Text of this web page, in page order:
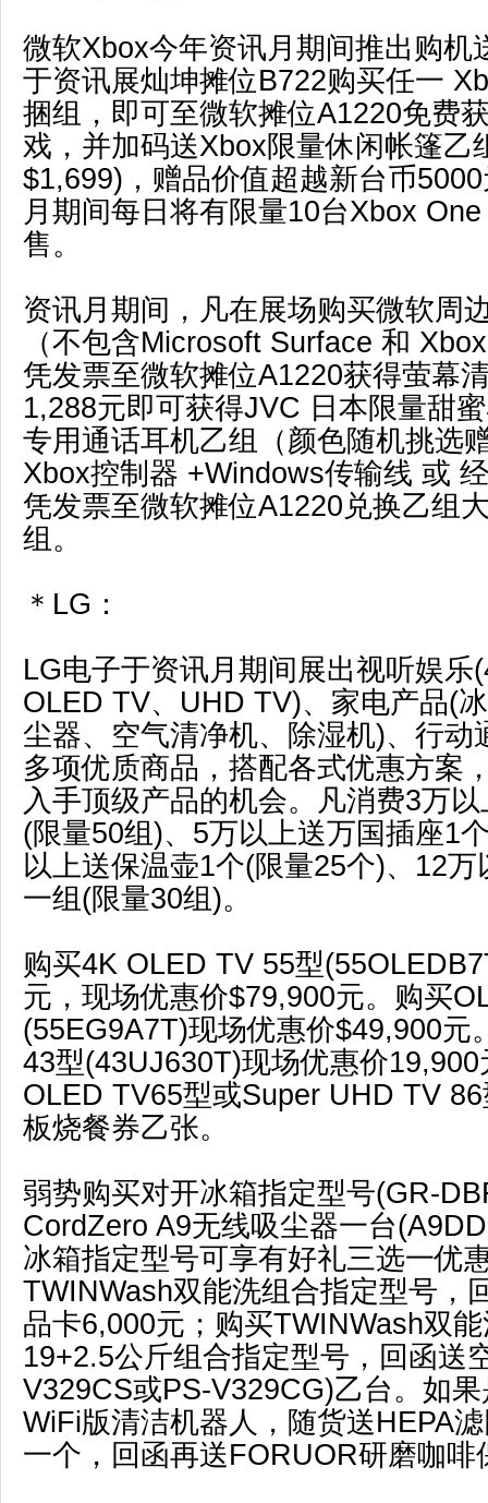
微软Xbox今年资讯月期间推出购机
于资讯展灿坤摊位B722购买任一
捆组，即可至微软摊位A1220免费
戏，并加码送Xbox限量休闲帐篷乙
$1,699)，赠品价值超越新台币
月期间每日将有限量10台Xbox
售。
资讯月期间，凡在展场购买微软周
（不包含Microsoft Surface 和
凭发票至微软摊位A1220获得萤幕
1,288元即可获得JVC 日本限量甜
专用通话耳机乙组（颜色随机挑选
Xbox控制器 +Windows传输线 或
凭发票至微软摊位A1220兑换乙组
组。
＊LG：
LG电子于资讯月期间展出视听娱乐
OLED TV、UHD TV)、家电产品(
尘器、空气清净机、除湿机)、行动
多项优质商品，搭配各式优惠方案
入手顶级产品的机会。凡消费3万
(限量50组)、5万以上送万国插座1
以上送保温壶1个(限量25个)、12
一组(限量30组)。
购买4K OLED TV 55型
元，现场优惠价$79,900元。购买
(55EG9A7T)现场优惠价$49,900元
43型(43UJ630T)现场优惠价
OLED TV65型或Super UHD TV
板烧餐券乙张。
弱势购买对开冰箱指定型号(GR-
CordZero A9无线吸尘器一台
冰箱指定型号可享有好礼三选一优
TWINWash双能洗组合指定型号，
品卡6,000元；购买TWINWash双
19+2.5公斤组合指定型号，回函送
V329CS或PS-V329CG)乙台。如
WiFi版清洁机器人，随货送HEPA
一个，回函再送FORUOR研磨咖啡